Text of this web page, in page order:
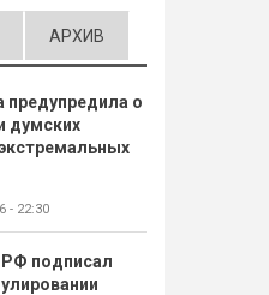
АРХИВ
предупредила о
думских
- 22:30
РФ подписал